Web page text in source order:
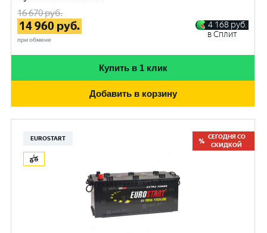
16 670руб.
14 960 руб.
при обмене
4 168 руб.
в Сплит
Купить в 1 клик
Добавить в корзину
EUROSTART
СЕГОДНЯ СО
СКИДКОЙ